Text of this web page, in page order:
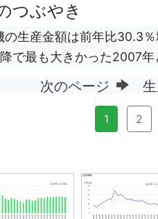
つぶやき
生産金額は前年比30.3
で最も大きかった2007年
次のページ 生
1 2